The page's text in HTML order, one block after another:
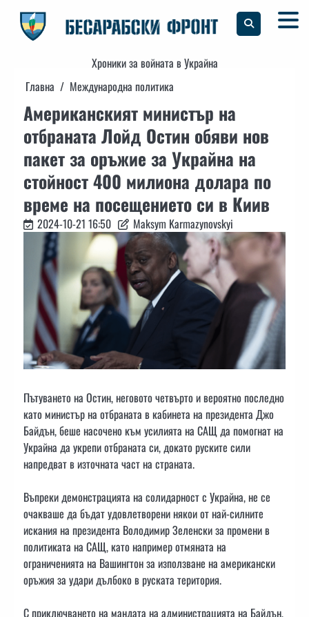
content
Хроники за войната в Украйна
Главна
Международна политика
Американският министър на
отбраната Лойд Остин обяви нов
пакет за оръжие за Украйна на
стойност 400 милиона долара по
време на посещението си в Киив
2024-10-21 16:50 Maksym Karmazynovskyi
Пътуването на Остин, неговото четвърто и вероятно последно
като министър на отбраната в кабинета на президента Джо
Байдън, беше насочено към усилията на САЩ да помогнат на
Украйна да укрепи отбраната си, докато руските сили
напредват в източната част на страната.
Въпреки демонстрацията на солидарност с Украйна, не се
очакваше да бъдат удовлетворени някои от най-силните
искания на президента Володимир Зеленски за промени в
политиката на САЩ, като например отмяната на
ограниченията на Вашингтон за използване на американски
оръжия за удари дълбоко в руската територия.
С приключването на мандата на администрацията на Байдън,